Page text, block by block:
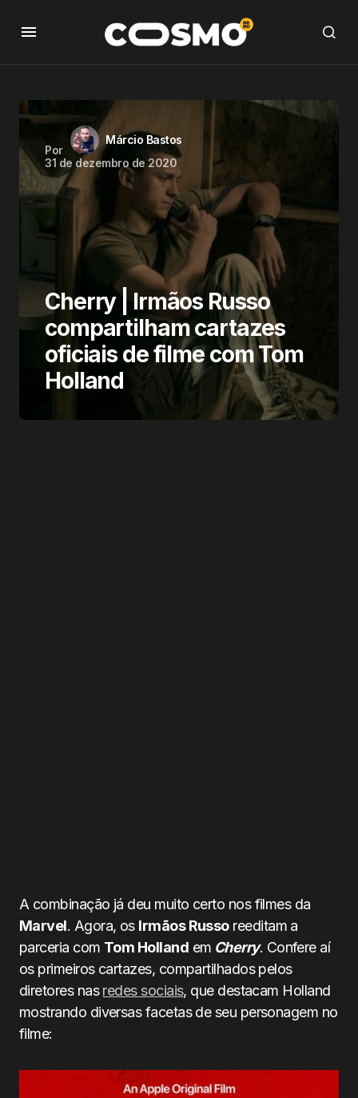
Por
Márcio Bastos
31 de dezembro de 2020
Cherry | Irmãos Russo
compartilham cartazes
oficiais de filme com Tom
Holland
A combinação já deu muito certo nos filmes da
Marvel. Agora, os Irmãos Russoreeditam a
parceria com Tom Holland em Cherry. Confere aí
os primeiros cartazes, compartilhados pelos
diretores nasredes sociais, que destacam Holland
mostrando diversas facetas de seu personagem no
filme: